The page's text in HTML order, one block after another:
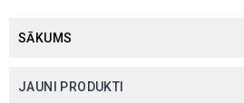
SĀKUMS
JAUNI PRODUKTI